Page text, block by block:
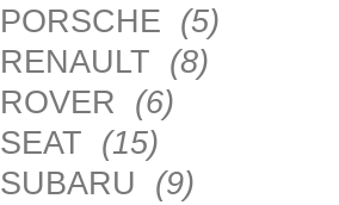
PORSCHE (5)
RENAULT (8)
ROVER (6)
SEAT (15)
SUBARU (9)